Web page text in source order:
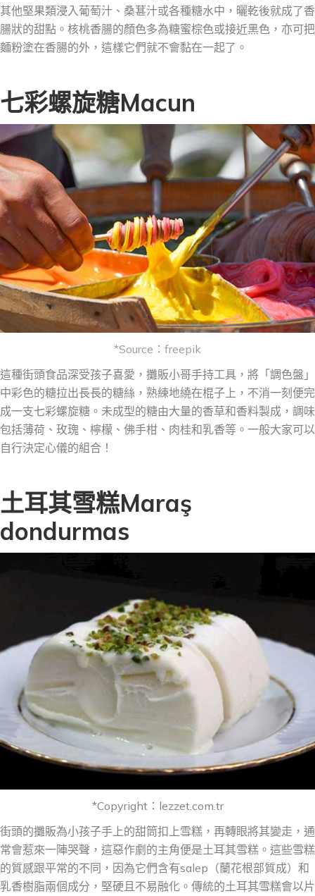
其他堅果類浸入葡萄汁、桑葚汁或各種糖水中，曬乾後就成了香
腸狀的甜點。核桃香腸的顏色多為糖蜜棕色或接近黑色，亦可把
麵粉塗在香腸的外，這樣它們就不會黏在一起了。
七彩螺旋糖Macun
*Source：freepik
這種街頭食品深受孩子喜愛 ， 攤販小哥手持工具，將「 調色盤」
中彩色的糖拉出長長的糖絲，熟練地繞在棍子上，不消一刻便完
成一支七彩螺旋糖。未成型的糖由大量的香草和香料製成 ， 調味
包括薄荷、玫瑰、檸檬、佛手柑、肉桂和乳香等。一般大家可以
自行決定心儀的組合！
土耳其雪糕Maraş
dondurmas
*Copyright：lezzet.com.tr
街頭的攤販為小孩子手上的甜筒扣上雪糕，再轉眼將其變走， 通
常會惹來一陣哭聲，這惡作劇的主角便是土耳其雪糕。這些雪糕
的質感跟平常的不同，因為它們含有salep（蘭花根部質成）和
乳香樹脂兩個成分，堅硬且不易融化。傳統的土耳其雪糕會以片